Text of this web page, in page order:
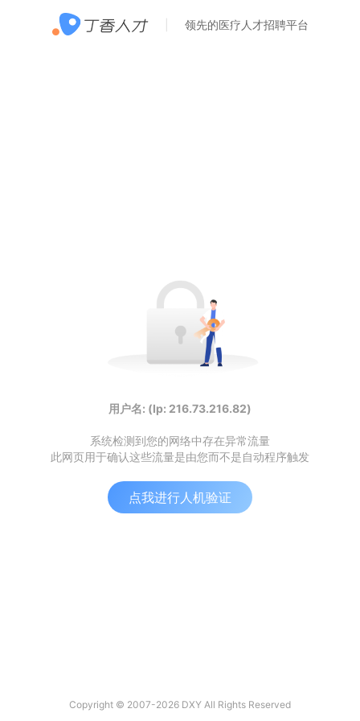
领先的医疗人才招聘平台
用户名: (Ip: 216.73.216.82)
系统检测到您的网络中存在异常流量
此网页用于确认这些流量是由您而不是自动程序触发
点我进行人机验证
Copyright © 2007-2026 DXY All Rights Reserved